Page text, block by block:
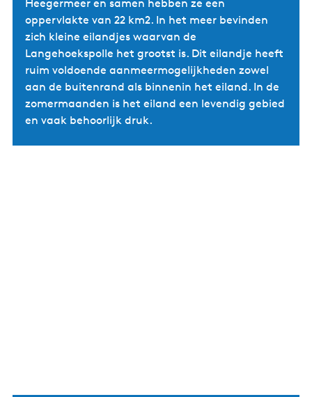
Heegermeer en samen hebben ze een
oppervlakte van 22 km2. In het meer bevinden
zich kleine eilandjes waarvan de
Langehoekspolle het grootst is. Dit eilandje heeft
ruim voldoende aanmeermogelijkheden zowel
aan de buitenrand als binnenin het eiland. In de
zomermaanden is het eiland een levendig gebied
en vaak behoorlijk druk.